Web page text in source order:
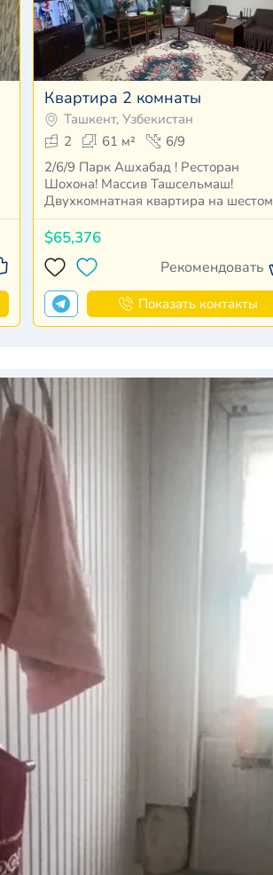
Квартира 2 комнаты
Ташкент, Узбекистан
2
61 м²
6/9
2/6/9 Парк Ашхабад ! Ресторан
Шохона! Массив Ташсельмаш!
Двухкомнатная квартира на шестом
$65,376
Рекомендовать
Показать контакты